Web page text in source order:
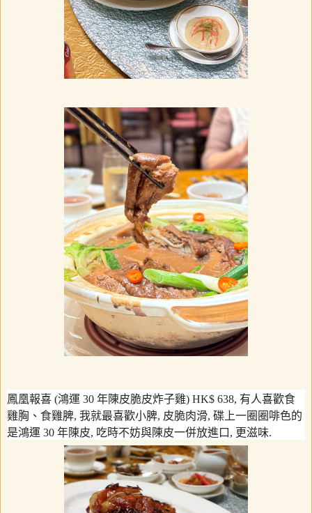
鳳凰報喜 (鴻運 30 年陳皮脆皮炸子雞) HK$ 638, 有人喜歡食
雞胸、食雞脾, 我就最喜歡小脾, 皮脆肉滑, 碟上一圈圈啡色的
是鴻運 30 年陳皮, 吃時不妨與陳皮一併放進口 , 更滋味.